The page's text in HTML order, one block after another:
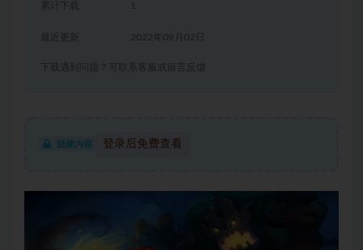
累计下载 1
2022年09月02日
下载遇到问题？可联系客服或留言反馈
隐藏内容 登录后免费查看